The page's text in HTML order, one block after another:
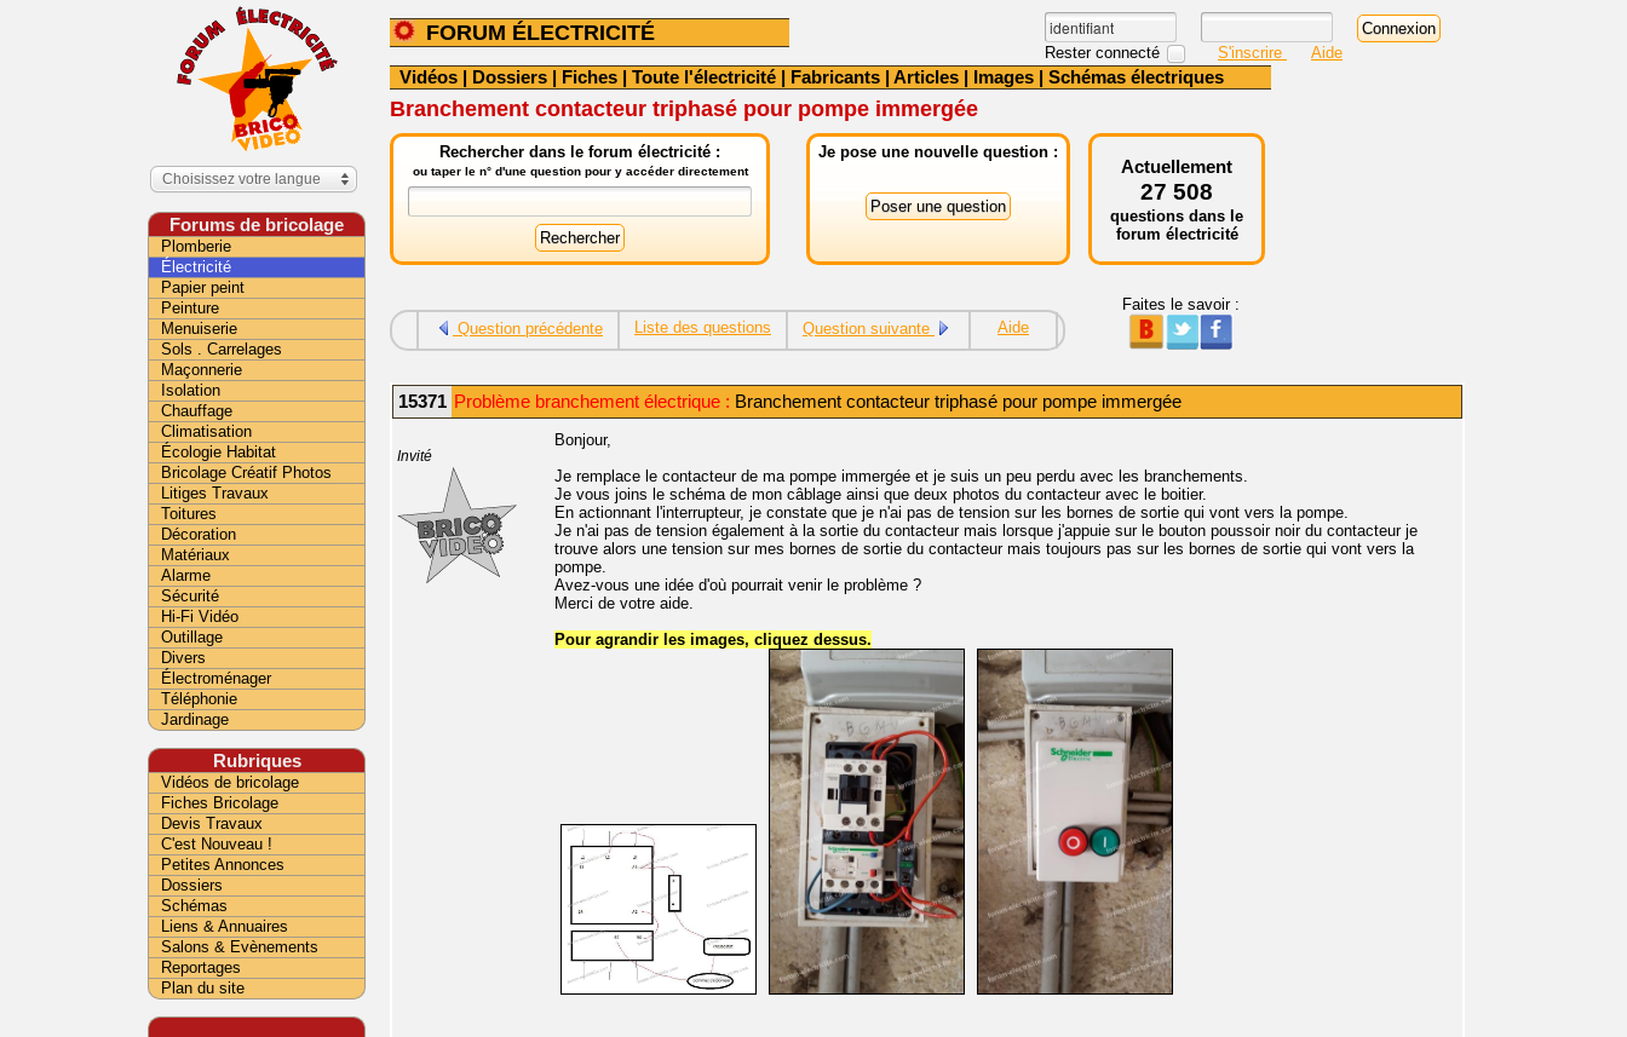
FORUM ÉLECTRICITÉ
Rester connecté S'inscrire Aide
Vidéos | Dossiers | Fiches | Toute l'électricité | Fabricants | Articles | Images | Schémas électriques
Branchement contacteur triphasé pour pompe immergée
Rechercher dans le forum électricité :
ou taper le n° d'une question pour y accéder directement
Je pose une nouvelle question :
Actuellement
27 508
questions dans le
forum électricité
Question précédente Liste des questions Question suivante Aide
Faites le savoir :
15371 Problème branchement électrique : Branchement contacteur triphasé pour pompe immergée
Invité
Bonjour,
Je remplace le contacteur de ma pompe immergée et je suis un peu perdu avec les branchements.
Je vous joins le schéma de mon câblage ainsi que deux photos du contacteur avec le boitier.
En actionnant l'interrupteur, je constate que je n'ai pas de tension sur les bornes de sortie qui vont vers la pompe.
Je n'ai pas de tension également à la sortie du contacteur mais lorsque j'appuie sur le bouton poussoir noir du contacteur je
trouve alors une tension sur mes bornes de sortie du contacteur mais toujours pas sur les bornes de sortie qui vont vers la
pompe.
Avez-vous une idée d'où pourrait venir le problème ?
Merci de votre aide.
Pour agrandir les images, cliquez dessus.
Choisissez votre langue
Forums de bricolage
Plomberie
Électricité
Papier peint
Peinture
Menuiserie
Sols . Carrelages
Maçonnerie
Isolation
Chauffage
Climatisation
Écologie Habitat
Bricolage Créatif Photos
Litiges Travaux
Toitures
Décoration
Matériaux
Alarme
Sécurité
Hi-Fi Vidéo
Outillage
Divers
Électroménager
Téléphonie
Jardinage
Rubriques
Vidéos de bricolage
Fiches Bricolage
Devis Travaux
C'est Nouveau !
Petites Annonces
Dossiers
Schémas
Liens & Annuaires
Salons & Evènements
Reportages
Plan du site